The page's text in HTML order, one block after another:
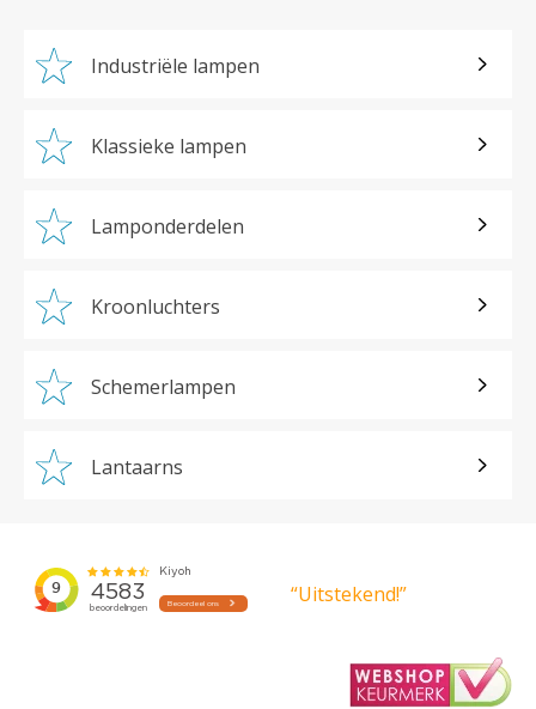
Industriële lampen
Klassieke lampen
Lamponderdelen
Kroonluchters
Schemerlampen
Lantaarns
“Uitstekend!”